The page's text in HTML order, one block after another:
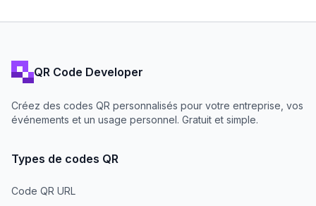
QR Code Developer
Créez des codes QR personnalisés pour votre entreprise, vos
événements et un usage personnel. Gratuit et simple.
Types de codes QR
Code QR URL